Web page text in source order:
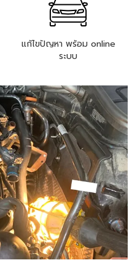
แก้ไขปัญหา พร้อม online
ระบบ